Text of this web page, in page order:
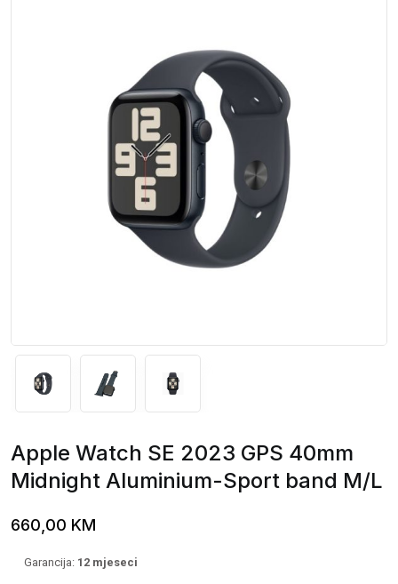
Apple Watch SE 2023 GPS 40mm
Midnight Aluminium-Sport band M/L
660,00 KM
Garancija: 12 mjeseci